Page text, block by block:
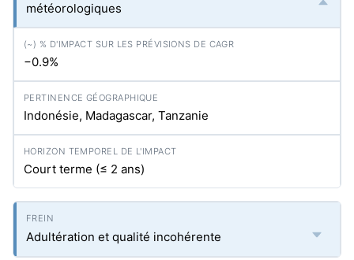
météorologiques
−0.9%
Indonésie, Madagascar, Tanzanie
Court terme (≤ 2 ans)
Adultération et qualité incohérente